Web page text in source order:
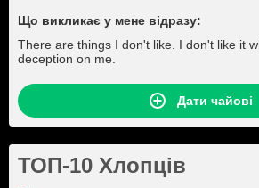
Що викликає у мене відразу:
There are things I don't like. I don't like it
deception on me.
Дати чайові
ТОП-10 Хлопців